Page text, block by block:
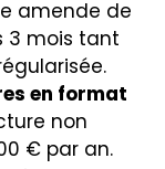
amende de
3 mois tant
en format
non
€ par an.